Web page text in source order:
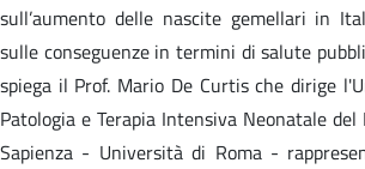
sull’aumento delle nascite gemellari in
sulle conseguenze in termini di salute
spiega il Prof. Mario De Curtis che dirige
Patologia e Terapia Intensiva Neonatale
Sapienza - Università di Roma -